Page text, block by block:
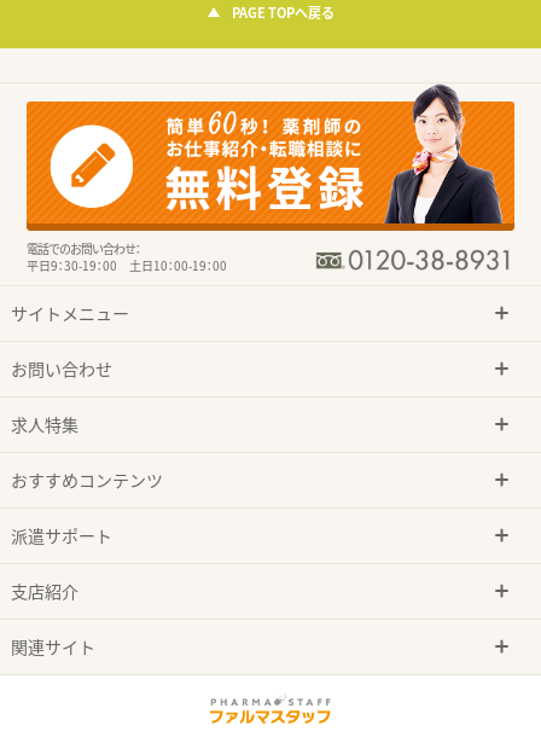
PAGE TOPへ戻る
電話でのお問い合わせ：
平日9：30-19：00 土日10：00-19：00
サイトメニュー
お問い合わせ
求人特集
おすすめコンテンツ
派遣サポート
支店紹介
関連サイト